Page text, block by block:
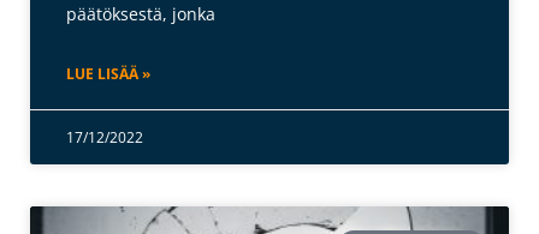
päätöksestä, jonka
LUE LISÄÄ »
17/12/2022